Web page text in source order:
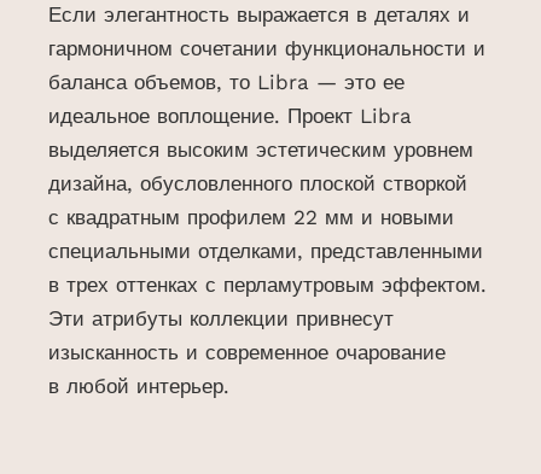
Если элегантность выражается в деталях и
гармоничном сочетании функциональности и
баланса объемов, то Libra — это ее
идеальное воплощение. Проект Libra
выделяется высоким эстетическим уровнем
дизайна, обусловленного плоской створкой
с квадратным профилем 22 мм и новыми
специальными отделками, представленными
в трех оттенках с перламутровым эффектом.
Эти атрибуты коллекции привнесут
изысканность и современное очарование
в любой интерьер.